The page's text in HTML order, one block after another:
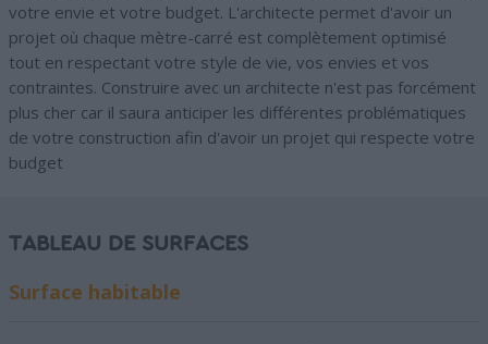
votre envie et votre budget. L'architecte permet d'avoir un
projet où chaque mètre-carré est complètement optimisé
tout en respectant votre style de vie, vos envies et vos
contraintes. Construire avec un architecte n'est pas forcément
plus cher car il saura anticiper les différentes problématiques
de votre construction afin d'avoir un projet qui respecte votre
budget
TABLEAU DE SURFACES
Surface habitable